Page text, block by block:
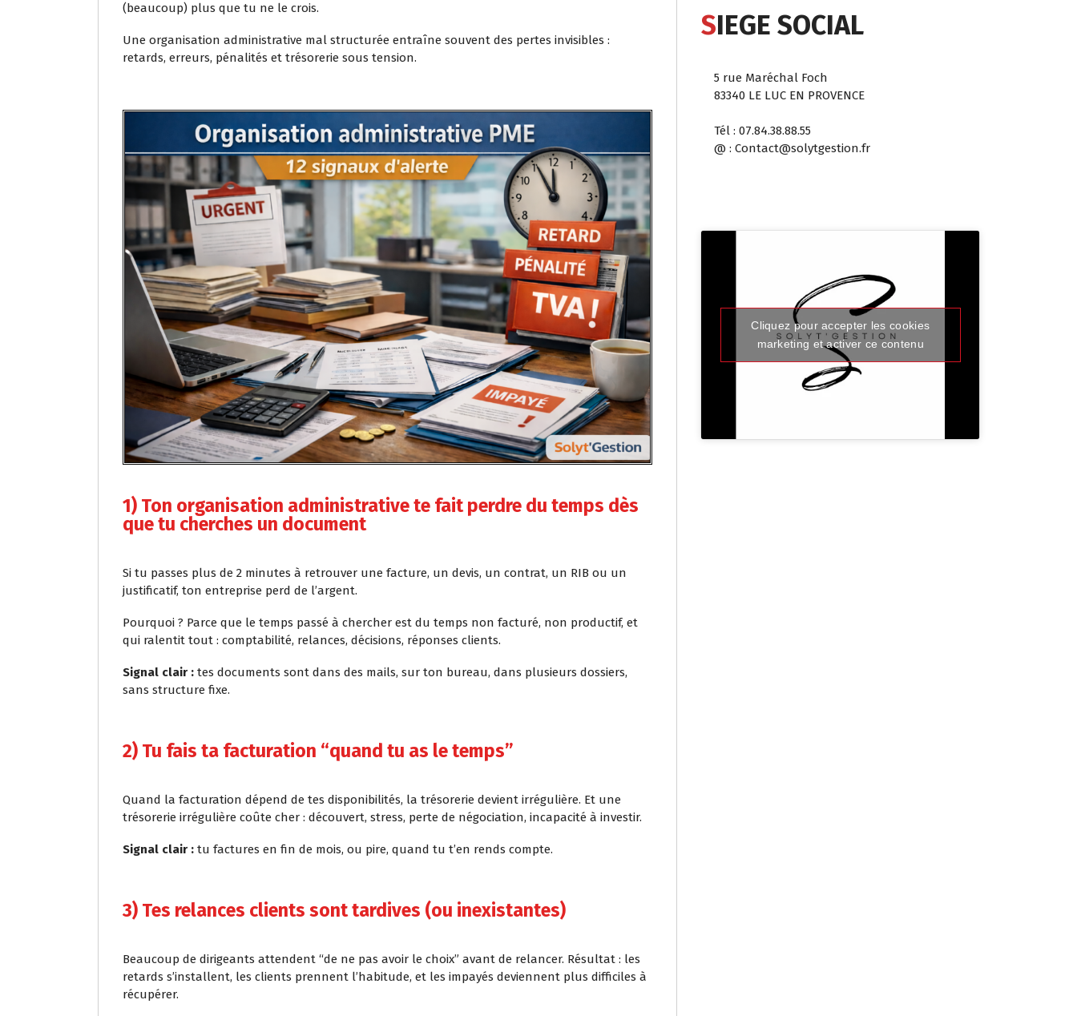
(beaucoup) plus que tu ne le crois.
Une organisation administrative mal structurée entraîne souvent des pertes invisibles :
retards, erreurs, pénalités et trésorerie sous tension.
1) Ton organisation administrative te fait perdre du temps dès
que tu cherches un document
Si tu passes plus de 2 minutes à retrouver une facture, un devis, un contrat, un RIB ou un
justificatif, ton entreprise perd de l’argent.
Pourquoi ? Parce que le temps passé à chercher est du temps non facturé, non productif, et
qui ralentit tout : comptabilité, relances, décisions, réponses clients.
Signal clair : tes documents sont dans des mails, sur ton bureau, dans plusieurs dossiers,
sans structure fixe.
2) Tu fais ta facturation “quand tu as le temps”
Quand la facturation dépend de tes disponibilités, la trésorerie devient irrégulière. Et une
trésorerie irrégulière coûte cher : découvert, stress, perte de négociation, incapacité à investir.
Signal clair : tu factures en fin de mois, ou pire, quand tu t’en rends compte.
3) Tes relances clients sont tardives (ou inexistantes)
Beaucoup de dirigeants attendent “de ne pas avoir le choix” avant de relancer. Résultat : les
retards s’installent, les clients prennent l’habitude, et les impayés deviennent plus difficiles à
récupérer.
SIEGE SOCIAL
5 rue Maréchal Foch
83340 LE LUC EN PROVENCE
Tél : 07.84.38.88.55
@ : Contact@solytgestion.fr
Cliquez pour accepter les cookies
marketing et activer ce contenu